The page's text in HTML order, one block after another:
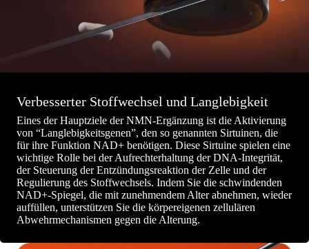
Verbesserter Stoffwechsel und Langlebigkeit
Eines der Hauptziele der NMN-Ergänzung ist die Aktivierung
von “Langlebigkeitsgenen”, den so genannten Sirtuinen, die
für ihre Funktion NAD+ benötigen. Diese Sirtuine spielen eine
wichtige Rolle bei der Aufrechterhaltung der DNA-Integrität,
der Steuerung der Entzündungsreaktion der Zelle und der
Regulierung des Stoffwechsels. Indem Sie die schwindenden
NAD+-Spiegel, die mit zunehmendem Alter abnehmen, wieder
auffüllen, unterstützen Sie die körpereigenen zellulären
Abwehrmechanismen gegen die Alterung.